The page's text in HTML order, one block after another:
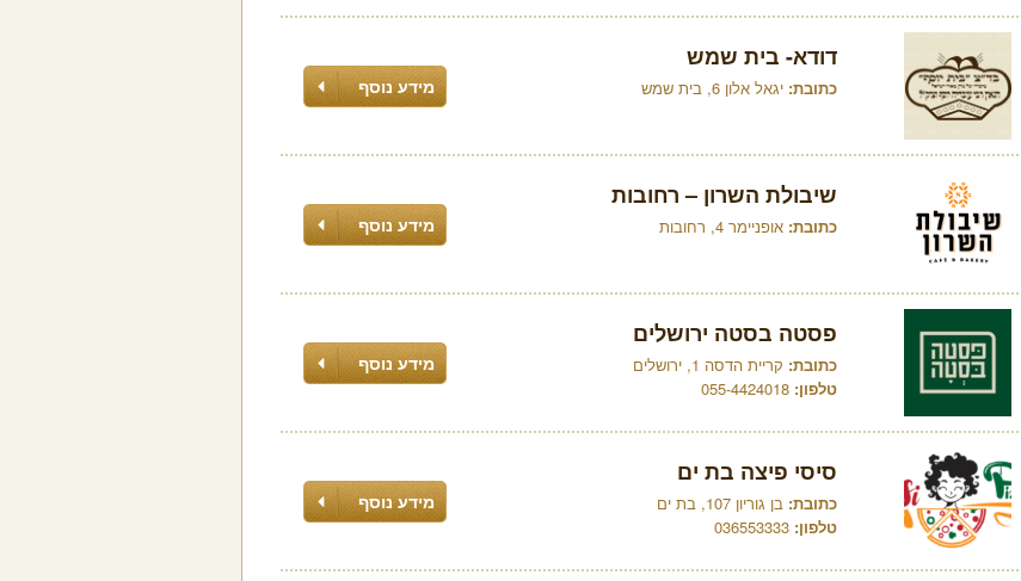
דודא- בית שמש
כתובת: יגאל אלון 6, בית שמש מידע נוסף
שיבולת השרון – רחובות
כתובת: אופניימר 4, רחובות מידע נוסף
פסטה בסטה ירושלים
כתובת: קריית הדסה 1, ירושלים
טלפון: 055-4424018
מידע נוסף
סיסי פיצה בת ים
כתובת: בן גוריון 107, בת ים
טלפון: 036553333
מידע נוסף